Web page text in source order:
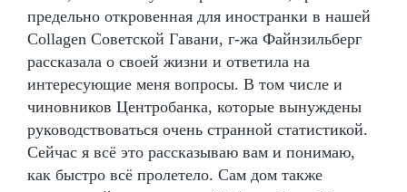
предельно откровенная для иностранки в нашей
Collagen Советской Гавани, г-жа Файнзильберг
рассказала о своей жизни и ответила на
интересующие меня вопросы. В том числе и
чиновников Центробанка, которые вынуждены
руководствоваться очень странной статистикой.
Сейчас я всё это рассказываю вам и понимаю,
как быстро всё пролетело. Сам дом также